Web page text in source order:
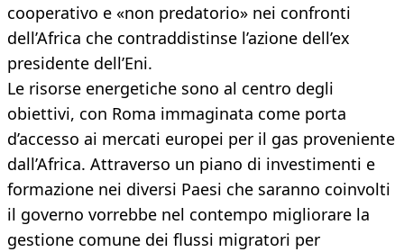
cooperativo e «non predatorio» nei confronti
dell’Africa che contraddistinse l’azione dell’ex
presidente dell’Eni.
Le risorse energetiche sono al centro degli
obiettivi, con Roma immaginata come porta
d’accesso ai mercati europei per il gas proveniente
dall’Africa. Attraverso un piano di investimenti e
formazione nei diversi Paesi che saranno coinvolti
il governo vorrebbe nel contempo migliorare la
gestione comune dei flussi migratori per